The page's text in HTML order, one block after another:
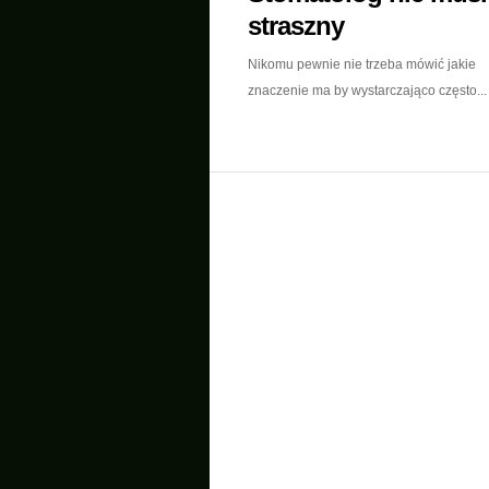
straszny
Nikomu pewnie nie trzeba mówić jakie
znaczenie ma by wystarczająco często...